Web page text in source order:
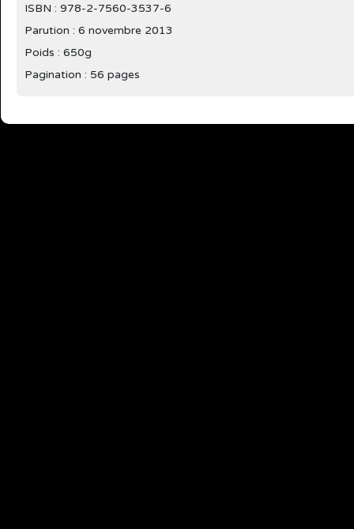
ISBN : 978-2-7560-3537-6
Parution : 6 novembre 2013
Poids : 650g
Pagination : 56 pages